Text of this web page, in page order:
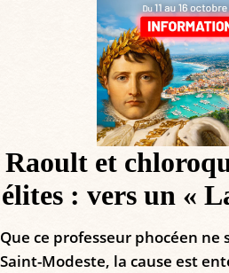
Raoult et
élites : vers un «
Que ce professeur phocéen ne
Saint-Modeste, la cause est